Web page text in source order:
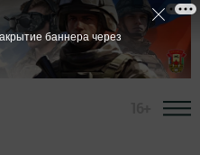
баннера через